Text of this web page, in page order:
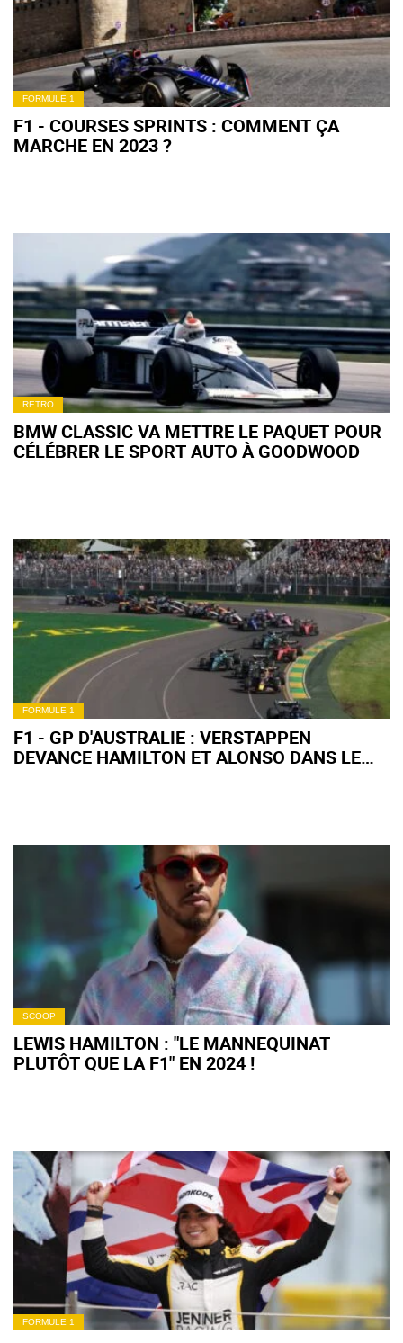
FORMULE 1
F1 - COURSES SPRINTS : COMMENT ÇA
MARCHE EN 2023 ?
RETRO
BMW CLASSIC VA METTRE LE PAQUET POUR
CÉLÉBRER LE SPORT AUTO À GOODWOOD
FORMULE 1
F1 - GP D'AUSTRALIE : VERSTAPPEN
DEVANCE HAMILTON ET ALONSO DANS LE
SCOOP
LEWIS HAMILTON : "LE MANNEQUINAT
PLUTÔT QUE LA F1" EN 2024 !
FORMULE 1